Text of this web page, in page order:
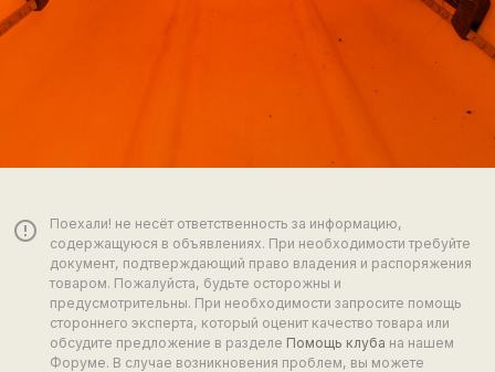
error_outline
Поехали! не несёт ответственность за информацию,
содержащуюся в объявлениях. При необходимости требуйте
документ, подтверждающий право владения и распоряжения
товаром. Пожалуйста, будьте осторожны и
предусмотрительны. При необходимости запросите помощь
стороннего эксперта, который оценит качество товара или
обсудите предложение в разделе Помощь клуба на нашем
Форуме. В случае возникновения проблем, вы можете